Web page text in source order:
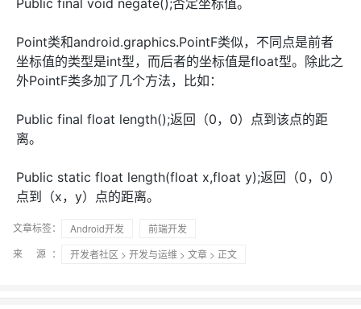
Public final void negate();否定坐标值。
Point类和android.graphics.PointF类似，不同点是前者
坐标值的类型是int型，而后者的坐标值是float型。除此之
外PointF类多加了几个方法，比如：
Public final float length();返回（0，0）点到该点的距
离。
Public static float length(float x,float y);返回（0，0）
点到（x，y）点的距离。
文章标签： Android开发
前端开发
来 源：
开发者社区 > 开发与运维 > 文章 > 正文